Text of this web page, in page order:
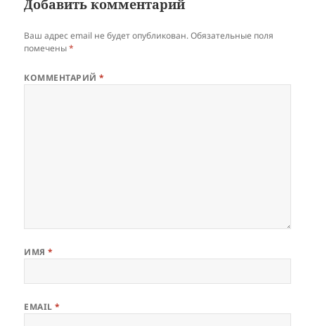
Добавить комментарий
Ваш адрес email не будет опубликован. Обязательные поля
помечены*
КОММЕНТАРИЙ*
ИМЯ*
EMAIL*